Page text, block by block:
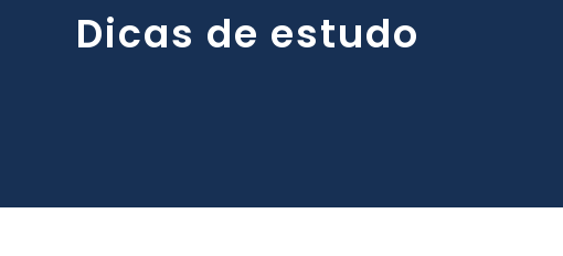
Dicas de estudo